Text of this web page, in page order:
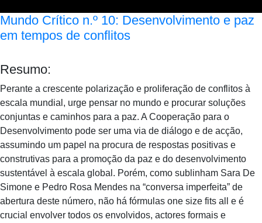
Mundo Crítico n.º 10: Desenvolvimento e paz
em tempos de conflitos
Resumo:
Perante a crescente polarização e proliferação de conflitos à
escala mundial, urge pensar no mundo e procurar soluções
conjuntas e caminhos para a paz. A Cooperação para o
Desenvolvimento pode ser uma via de diálogo e de acção,
assumindo um papel na procura de respostas positivas e
construtivas para a promoção da paz e do desenvolvimento
sustentável à escala global. Porém, como sublinham Sara De
Simone e Pedro Rosa Mendes na “conversa imperfeita” de
abertura deste número, não há fórmulas one size fits all e é
crucial envolver todos os envolvidos, actores formais e